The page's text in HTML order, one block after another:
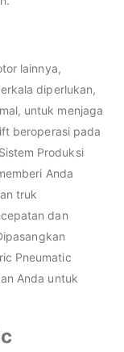
lainnya,
diperlukan,
untuk menjaga
beroperasi pada
Produksi
Anda
truk
dan
Pneumatic
Anda untuk